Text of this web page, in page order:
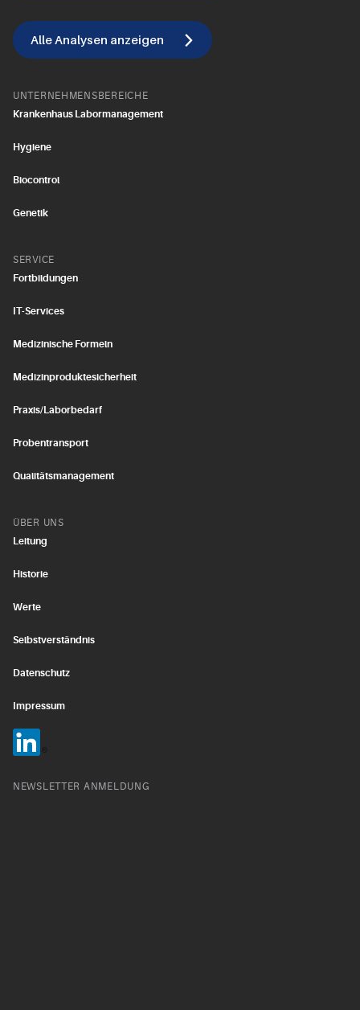
Alle Analysen anzeigen
UNTERNEHMENSBEREICHE
Krankenhaus Labormanagement
Hygiene
Biocontrol
Genetik
SERVICE
Fortbildungen
IT-Services
Medizinische Formeln
Medizinproduktesicherheit
Praxis/Laborbedarf
Probentransport
Qualitätsmanagement
ÜBER UNS
Leitung
Historie
Werte
Selbstverständnis
Datenschutz
Impressum
NEWSLETTER ANMELDUNG